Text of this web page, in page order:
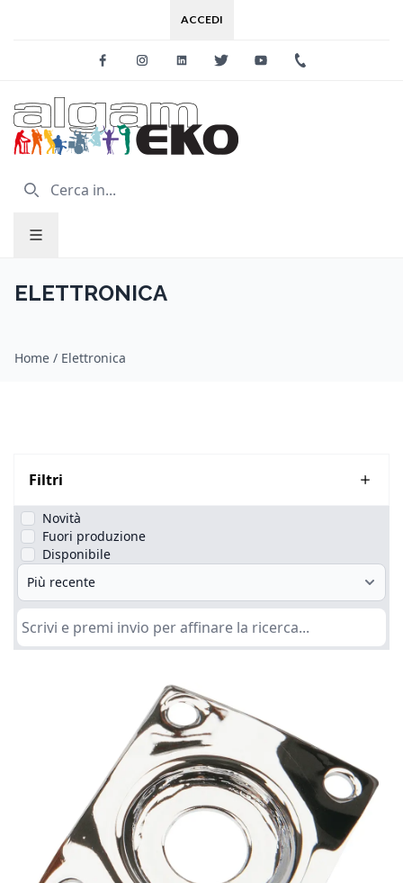
ACCEDI
FacebookInstagramLinkedinTwitter Youtube
ELETTRONICA
Home / Elettronica
Filtri
Novità
Fuori produzione
Disponibile